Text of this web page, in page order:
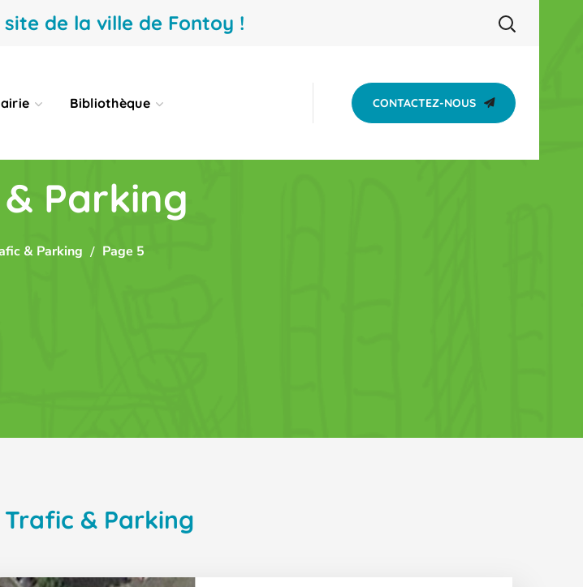
de la ville de Fontoy !
Bibliothèque CONTACTEZ-NOUS
Parking
& Parking Page 5
& Parking